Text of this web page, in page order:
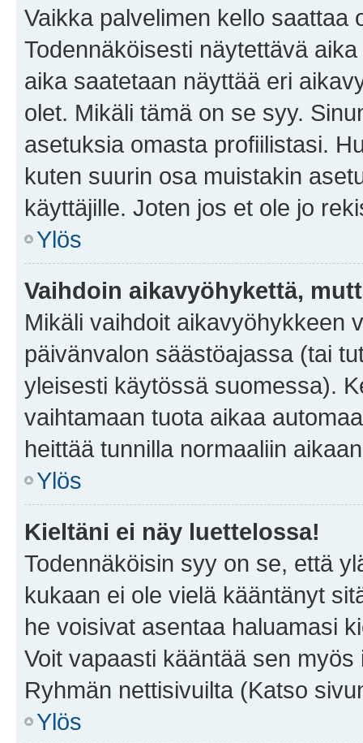
Vaikka palvelimen kello saattaa
Todennäköisesti näytettävä
aika saatetaan näyttää eri
olet. Mikäli tämä on se syy.
asetuksia omasta profiilistasi.
kuten suurin osa muistakin
käyttäjille. Joten jos et ole jo
Ylös
Vaihdoin aikavyöhykettä,
Mikäli vaihdoit aikavyöhykkeen
päivänvalon säästöajassa (tai
yleisesti käytössä suomessa).
vaihtamaan tuota aikaa
heittää tunnilla normaaliin
Ylös
Kieltäni ei näy luettelossa!
Todennäköisin syy on se, että
kukaan ei ole vielä kääntänyt
he voisivat asentaa haluamasi
Voit vapaasti kääntää sen
Ryhmän nettisivuilta (Katso
Ylös